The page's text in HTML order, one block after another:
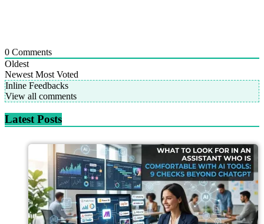
0 Comments
Oldest
Newest Most Voted
Inline Feedbacks
View all comments
Latest Posts